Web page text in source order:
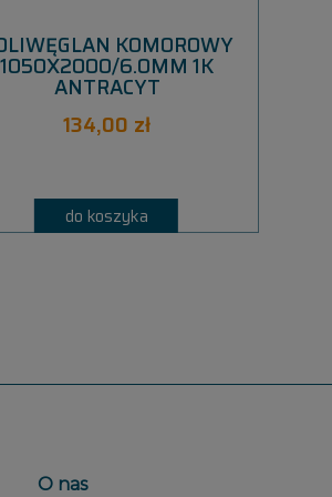
KOMOROWY
1050X2000/6.0MM 1K
ANTRACYT
134,00 zł
do koszyka
O nas